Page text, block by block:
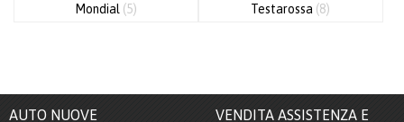
Mondial (5) Testarossa (8)
AUTO NUOVE
VENDITA ASSISTENZA E